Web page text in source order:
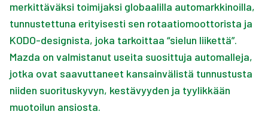
merkittäväksi toimijaksi globaalilla automarkkinoilla,
tunnustettuna erityisesti sen rotaatiomoottorista ja
KODO-designista, joka tarkoittaa “sielun liikettä”.
Mazda on valmistanut useita suosittuja automalleja,
jotka ovat saavuttaneet kansainvälistä tunnustusta
niiden suorituskyvyn, kestävyyden ja tyylikkään
muotoilun ansiosta.